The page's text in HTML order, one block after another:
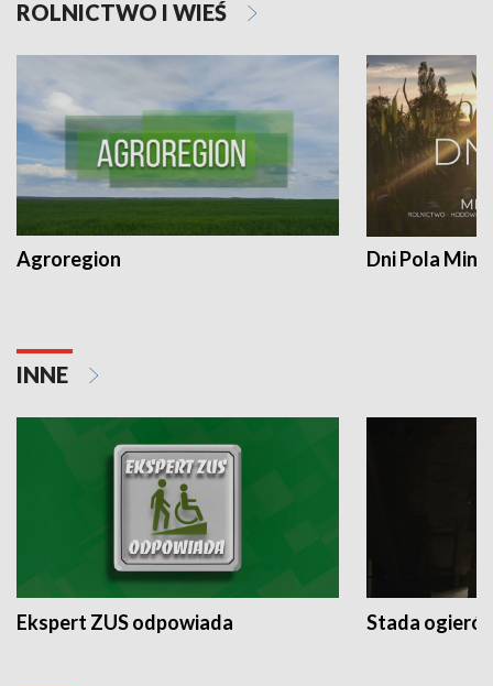
ROLNICTWO I WIEŚ
Agroregion Dni Pola
INNE
Ekspert ZUS odpowiada Stada